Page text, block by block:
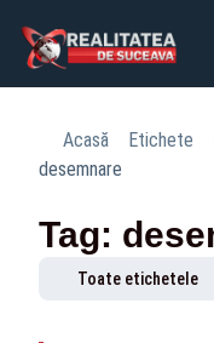
Acasă Etichete
desemnare
Tag:
Toate etichetele